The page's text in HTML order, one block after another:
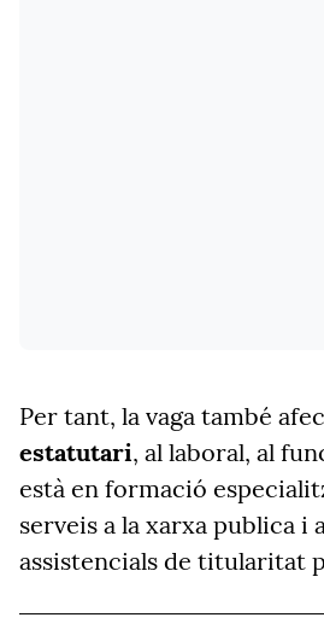
Per tant, la vaga també
estatutari, al laboral, al
està en formació
serveis a la xarxa publica i
assistencials de titularitat